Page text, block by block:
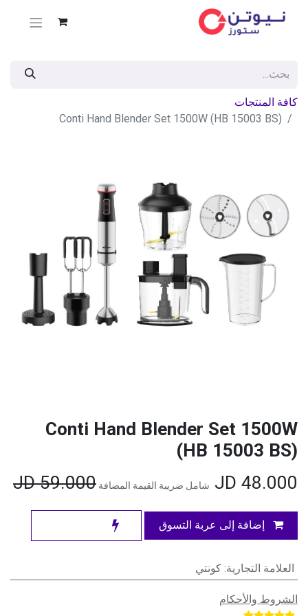
كافة المنتجات
Conti Hand Blender Set 1500W (HB 15003 BS)
Conti Hand Blender Set 1500W
(HB 15003 BS)
48.000
شامل ضريبة القيمة المضافة 59.000
JD
إضافة إلى عربة التسوق
العلامة التجارية: كونتي
الشروط والأحكام